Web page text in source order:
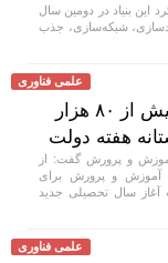
این بنیاد در دومین سال
شبکه‌سازی، جذب
علمی فناوری
تجهیز و بهسازی بیش از ۸۰ هزار
هفته دولت
و پرورش گفت: از
آموزش و پرورش برای
سال تحصیلی جدید
علمی فناوری